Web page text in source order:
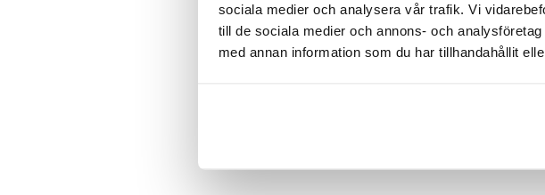
sociala medier och analysera vår trafik. Vi
till de sociala medier och annons- och
med annan information som du har tillhandahållit